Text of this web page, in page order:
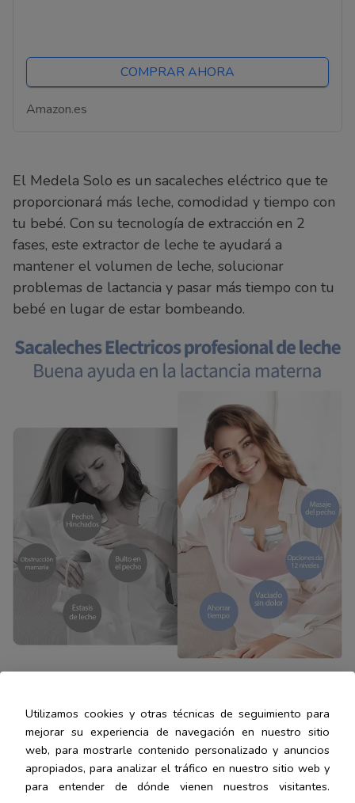
COMPRAR AHORA
Amazon.es
El Medela Solo es un sacaleches eléctrico que te
proporcionará más leche, comodidad y tiempo con
tu bebé. Con su tecnología de extracción en 2
fases, este extractor de leche te ayudará a
mantener el volumen de leche, solucionar
problemas de lactancia y pasar más tiempo con tu
bebé en lugar de estar bombeando.
ángulo de apertura de 105° ejercen menos
presión sobre el pecho, permitiendo un bombeo
más eficaz y cómodo. Además, el ritmo de bombeo
imita suavemente el comportamiento de succión
Utilizamos cookies y otras técnicas de seguimiento para
mejorar su experiencia de navegación en nuestro sitio
web, para mostrarle contenido personalizado y anuncios
apropiados, para analizar el tráfico en nuestro sitio web y
para entender de dónde vienen nuestros visitantes.